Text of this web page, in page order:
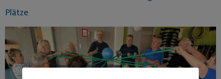
Plätze